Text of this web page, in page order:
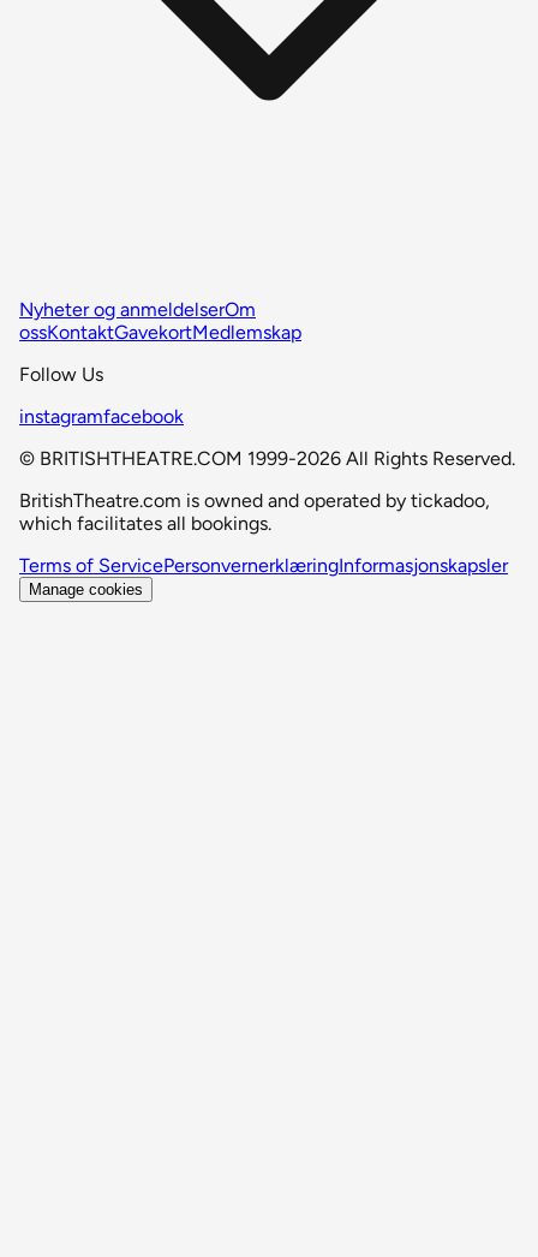
Nyheter og anmeldelserOm
ossKontaktGavekortMedlemskap
Follow Us
instagramfacebook
© BRITISHTHEATRE.COM 1999-2026 All Rights Reserved.
BritishTheatre.com is owned and operated by tickadoo,
which facilitates all bookings.
Terms of ServicePersonvernerklæringInformasjonskapsler
Manage cookies